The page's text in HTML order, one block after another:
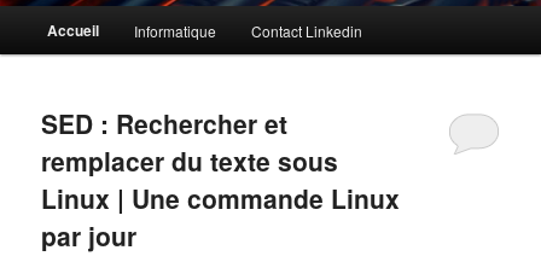
principalAccueil Informatique Contact Linkedin
SED : Rechercher et
remplacer du texte sous
Linux | Une commande Linux
par jour